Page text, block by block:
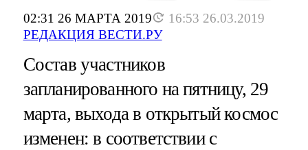
02:31 26 МАРТА 2019
16:53 26.03.2019
РЕДАКЦИЯ ВЕСТИ.РУ
Состав участников
запланированного на пятницу, 29
марта, выхода в открытый космос
изменен: в соответствии с